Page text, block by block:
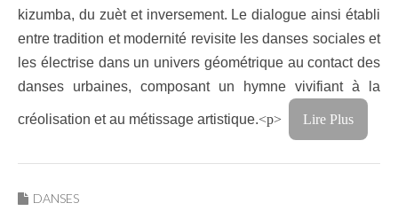
kizumba, du zuèt et inversement. Le dialogue ainsi établi
entre tradition et modernité revisite les danses sociales et
les électrise dans un univers géométrique au contact des
danses urbaines, composant un hymne vivifiant à la
créolisation et au métissage artistique.<p> Lire Plus
DANSES